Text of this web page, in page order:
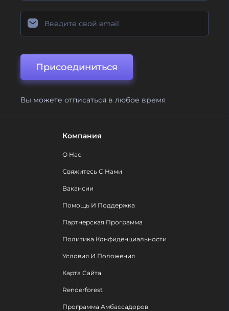
Присоединиться
Вы можете отписаться в любое время
Компания
О Нас
Свяжитесь С Нами
Вакансии
Помощь И Поддержка
Партнерская Программа
Политика Конфиденциальности
Условия И Положения
Карта Сайта
Renderforest
Программа Амбассадоров